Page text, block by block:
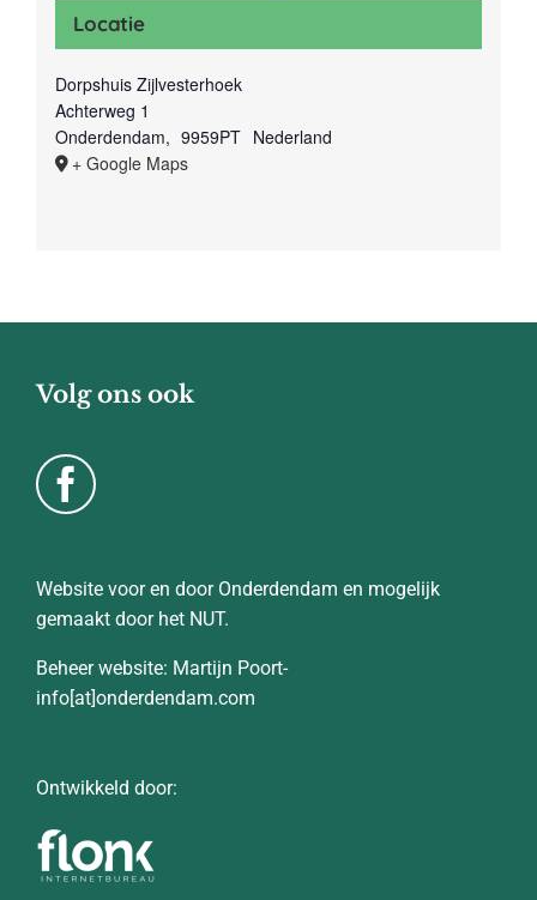
Locatie
Dorpshuis Zijlvesterhoek
Achterweg 1
Onderdendam, 9959PT Nederland
+ Google Maps
Volg ons ook
Website voor en door Onderdendam en mogelijk
gemaakt door het NUT.
Beheer website: Martijn Poort-
info[at]onderdendam.com
Ontwikkeld door: